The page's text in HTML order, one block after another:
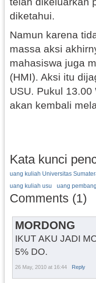
diketahui.
Namun karena
massa aksi
mahasiswa juga
(HMI). Aksi itu
USU. Pukul
akan kembali
Kata kunci
uang kuliah Universitas
uang kuliah usu
uang
Comments (1)
MORDONG
IKUT AKU JADI
5% DO.
26 May, 2010 at 16:44 Reply